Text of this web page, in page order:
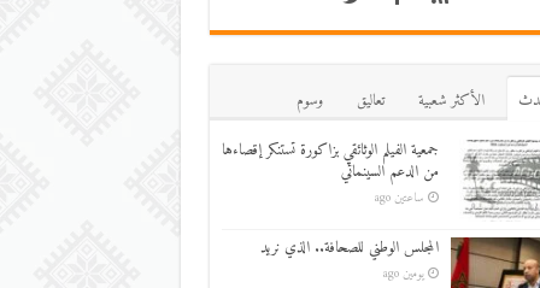
اﻷكثر شعبية تعاليق
وسوم
جمعية الفيلم الوثائقي بزاكورة تستنكر إقصاءها
من الدعم السينمائي
ساعتين ago
المجلس الوطني للصحافة.. الذي نريد
يومين ago